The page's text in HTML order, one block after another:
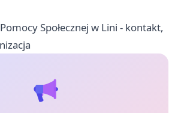
Społecznej w Lini - kontakt,